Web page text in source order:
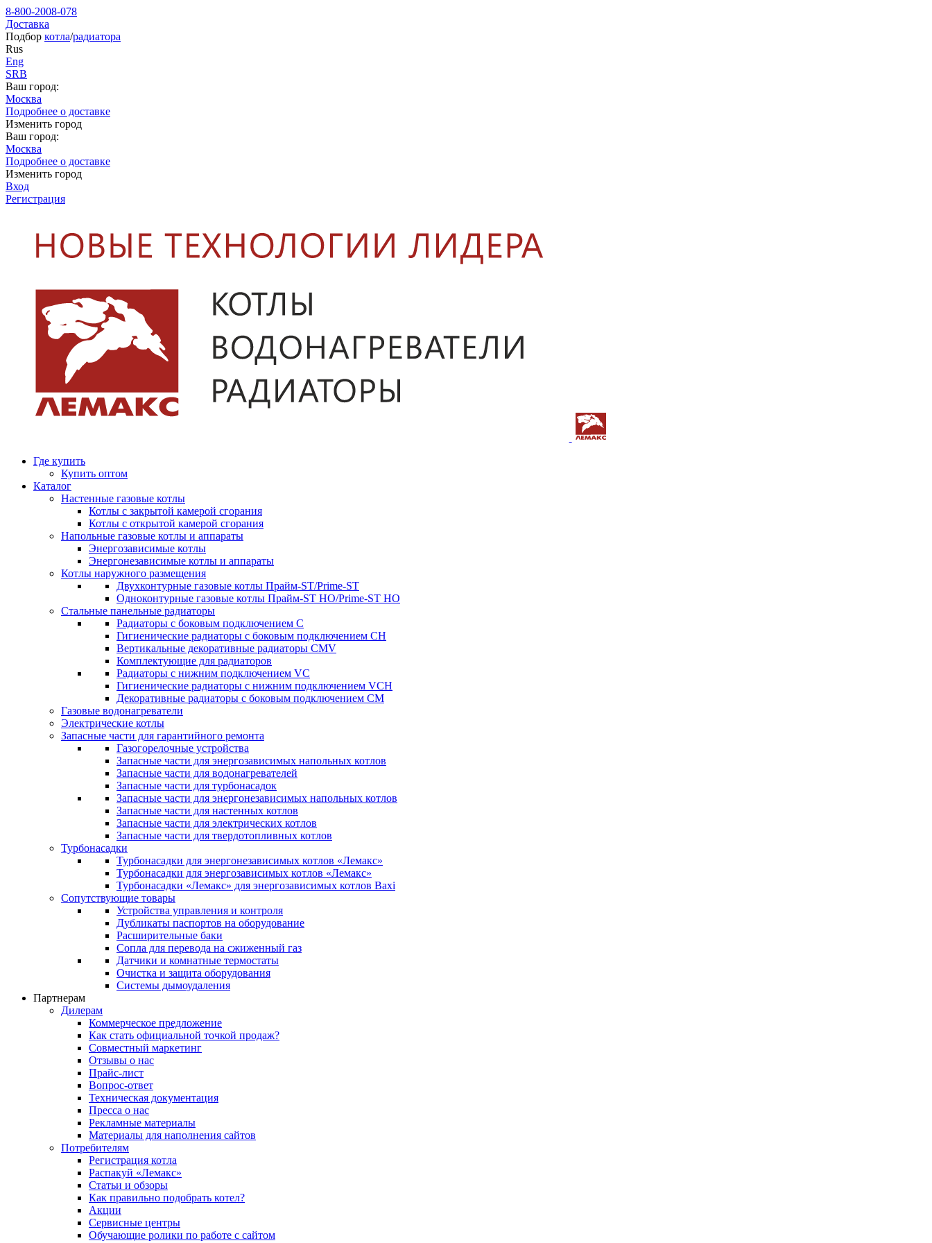
8-800-2008-078
Доставка
Подбор котла/радиатора
Rus
Eng
SRB
Ваш город:
Москва
Подробнее о доставке
Изменить город
Ваш город:
Москва
Подробнее о доставке
Изменить город
Вход
Регистрация
Где купить
Купить оптом
Каталог
Настенные газовые котлы
Котлы с закрытой камерой сгорания
Котлы с открытой камерой сгорания
Напольные газовые котлы и аппараты
Энергозависимые котлы
Энергонезависимые котлы и аппараты
Котлы наружного размещения
Двухконтурные газовые котлы Прайм-ST/Prime-ST
Одноконтурные газовые котлы Прайм-ST HO/Prime-ST HO
Стальные панельные радиаторы
Радиаторы c боковым подключением C
Гигиенические радиаторы c боковым подключением CH
Вертикальные декоративные радиаторы CMV
Комплектующие для радиаторов
Радиаторы c нижним подключением VC
Гигиенические радиаторы c нижним подключением VCH
Декоративные радиаторы с боковым подключением CM
Газовые водонагреватели
Электрические котлы
Запасные части для гарантийного ремонта
Газогорелочные устройства
Запасные части для энергозависимых напольных котлов
Запасные части для водонагревателей
Запасные части для турбонасадок
Запасные части для энергонезависимых напольных котлов
Запасные части для настенных котлов
Запасные части для электрических котлов
Запасные части для твердотопливных котлов
Турбонасадки
Турбонасадки для энергонезависимых котлов «Лемакс»
Турбонасадки для энергозависимых котлов «Лемакс»
Турбонасадки «Лемакс» для энергозависимых котлов Baxi
Сопутствующие товары
Устройства управления и контроля
Дубликаты паспортов на оборудование
Расширительные баки
Сопла для перевода на сжиженный газ
Датчики и комнатные термостаты
Очистка и защита оборудования
Системы дымоудаления
Партнерам
Дилерам
Коммерческое предложение
Как стать официальной точкой продаж?
Совместный маркетинг
Отзывы о нас
Прайс-лист
Вопрос-ответ
Техническая документация
Пресса о нас
Рекламные материалы
Материалы для наполнения сайтов
Потребителям
Регистрация котла
Распакуй «Лемакс»
Статьи и обзоры
Как правильно подобрать котел?
Акции
Сервисные центры
Обучающие ролики по работе с сайтом